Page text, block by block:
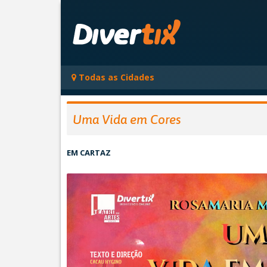
Todas as Cidades
Uma Vida em Cores
EM CARTAZ